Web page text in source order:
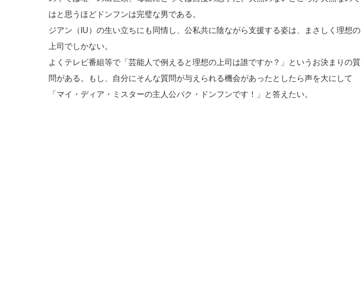
はと思うほどドンフンは完璧な男である。
ジアン（IU）の生い立ちにも同情し、公私共に陰ながら支援する姿は、まさしく理想の
上司でしかない。
よくテレビ番組等で「芸能人で例えると理想の上司は誰ですか？」というお決まりの質
問がある。もし、自分にそんな質問が与えられる機会があったとしたら声を大にして
「マイ・ディア・ミスターの主人公パク・ドンフンです！」と答えたい。